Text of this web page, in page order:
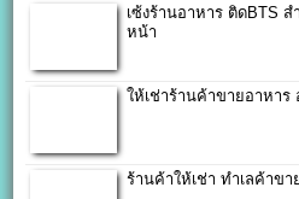
เซ้งร้านอาหาร ติดBTS ส
หน้า
ให้เช่าร้านค้าขายอาหาร
ร้านค้าให้เช่า ทำเลค้าข